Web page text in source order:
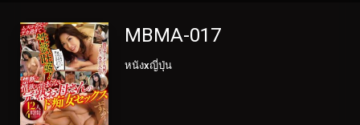
MBMA-017
หนังxญี่ปุ่น